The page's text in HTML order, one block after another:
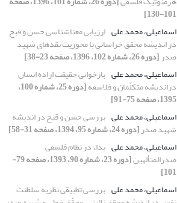
101-130]
اسماعیلی، محمد علی ارزیابی معناشناسی حسن و قبح
در اندیشه محقق خراسانی با محوریت نقدهای شهید
صدر[دوره 26، شماره 102، 1396، صفحه 23-38]
اسماعیلی، محمد علی بازخوانی حقیقت اراده انسان
دراندیشه متکلّمان و فلاسفه [دوره 25، شماره 100،
1395، صفحه 75-91]
اسماعیلی، محمد علی بررسی حسن و قبح در اندیشه
شهید صدر[دوره 24، شماره 95، 1394، صفحه 31-58]
اسماعیلی، محمد علی بداء در نظام فلسفی
صدرالمتألهین [دوره 23، شماره 90، 1393، صفحه 79-
101]
اسماعیلی، محمد علی بررسی تطبیقی نظریه سلطنت